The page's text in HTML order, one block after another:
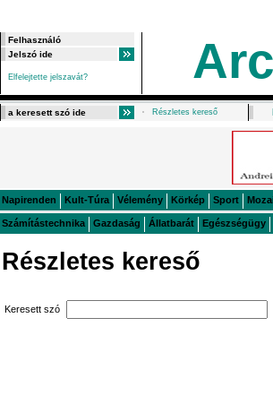
Elfelejtette jelszavát?
Részletes kereső
Napirenden Kult-Túra Vélemény Körkép Sport
Számítástechnika Gazdaság Állatbarát Egészségügy
Részletes kereső
Keresett szó